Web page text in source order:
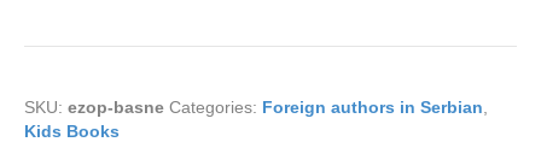
SKU: ezop-basne Categories: Foreign authors in Serbian
Kids Books